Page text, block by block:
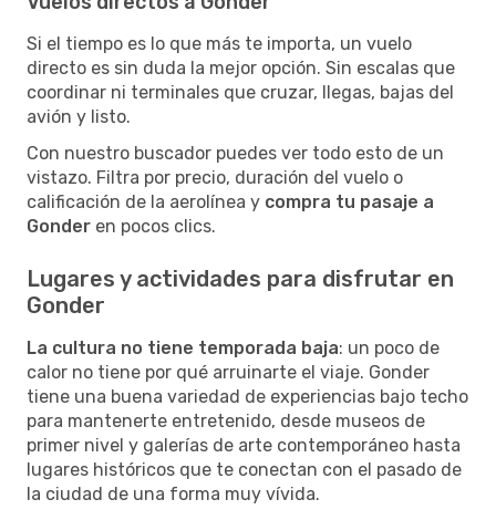
Si el tiempo es lo que más te importa, un vuelo
directo es sin duda la mejor opción. Sin escalas que
coordinar ni terminales que cruzar, llegas, bajas del
avión y listo.
Con nuestro buscador puedes ver todo esto de un
vistazo. Filtra por precio, duración del vuelo o
calificación de la aerolínea y compra tu pasaje a
Gonder en pocos clics.
Lugares y actividades para disfrutar en
Gonder
La cultura no tiene temporada baja: un poco de
calor no tiene por qué arruinarte el viaje. Gonder
tiene una buena variedad de experiencias bajo techo
para mantenerte entretenido, desde museos de
primer nivel y galerías de arte contemporáneo hasta
lugares históricos que te conectan con el pasado de
la ciudad de una forma muy vívida.